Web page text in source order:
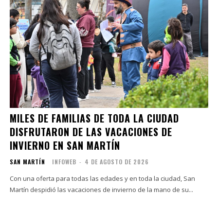
MILES DE FAMILIAS DE TODA LA CIUDAD
DISFRUTARON DE LAS VACACIONES DE
INVIERNO EN SAN MARTÍN
SAN MARTÍN INFOWEB - 4 DE AGOSTO DE 2026
Con una oferta para todas las edades y en toda la ciudad, San
Martín despidió las vacaciones de invierno de la mano de su...